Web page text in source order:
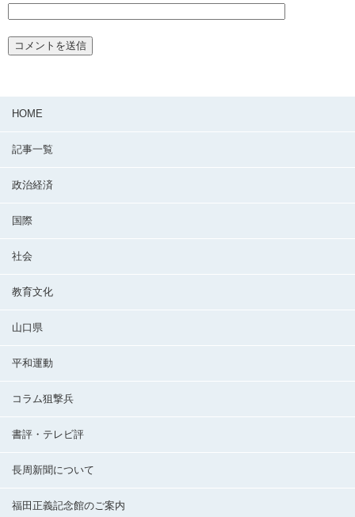
HOME
記事一覧
政治経済
国際
社会
教育文化
山口県
平和運動
コラム狙撃兵
書評・テレビ評
長周新聞について
福田正義記念館のご案内